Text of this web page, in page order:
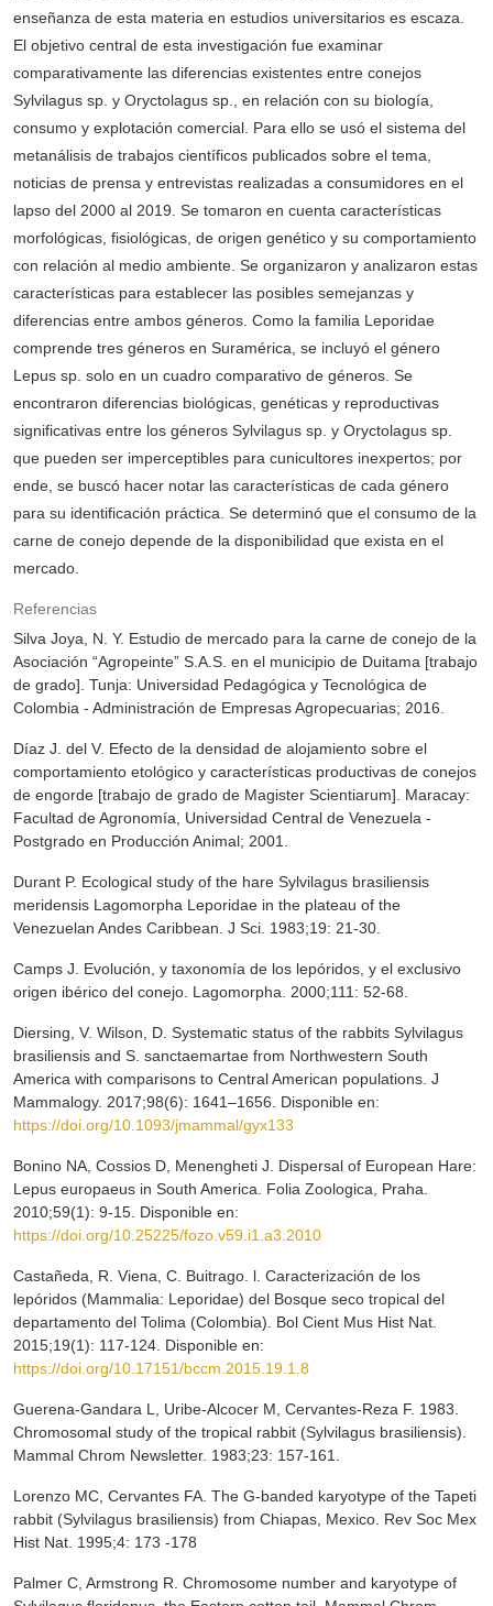
enseñanza de esta materia en estudios universitarios es escaza.
El objetivo central de esta investigación fue examinar
comparativamente las diferencias existentes entre conejos
Sylvilagus sp. y Oryctolagus sp., en relación con su biología,
consumo y explotación comercial. Para ello se usó el sistema del
metanálisis de trabajos científicos publicados sobre el tema,
noticias de prensa y entrevistas realizadas a consumidores en el
lapso del 2000 al 2019. Se tomaron en cuenta características
morfológicas, fisiológicas, de origen genético y su comportamiento
con relación al medio ambiente. Se organizaron y analizaron estas
características para establecer las posibles semejanzas y
diferencias entre ambos géneros. Como la familia Leporidae
comprende tres géneros en Suramérica, se incluyó el género
Lepus sp. solo en un cuadro comparativo de géneros. Se
encontraron diferencias biológicas, genéticas y reproductivas
significativas entre los géneros Sylvilagus sp. y Oryctolagus sp.
que pueden ser imperceptibles para cunicultores inexpertos; por
ende, se buscó hacer notar las características de cada género
para su identificación práctica. Se determinó que el consumo de la
carne de conejo depende de la disponibilidad que exista en el
mercado.
Referencias
Silva Joya, N. Y. Estudio de mercado para la carne de conejo de la
Asociación “Agropeinte” S.A.S. en el municipio de Duitama [trabajo
de grado]. Tunja: Universidad Pedagógica y Tecnológica de
Colombia - Administración de Empresas Agropecuarias; 2016.
Díaz J. del V. Efecto de la densidad de alojamiento sobre el
comportamiento etológico y características productivas de conejos
de engorde [trabajo de grado de Magister Scientiarum]. Maracay:
Facultad de Agronomía, Universidad Central de Venezuela -
Postgrado en Producción Animal; 2001.
Durant P. Ecological study of the hare Sylvilagus brasiliensis
meridensis Lagomorpha Leporidae in the plateau of the
Venezuelan Andes Caribbean. J Sci. 1983;19: 21-30.
Camps J. Evolución, y taxonomía de los lepóridos, y el exclusivo
origen ibérico del conejo. Lagomorpha. 2000;111: 52-68.
Diersing, V. Wilson, D. Systematic status of the rabbits Sylvilagus
brasiliensis and S. sanctaemartae from Northwestern South
America with comparisons to Central American populations. J
Mammalogy. 2017;98(6): 1641–1656. Disponible en:
https://doi.org/10.1093/jmammal/gyx133
Bonino NA, Cossios D, Menengheti J. Dispersal of European Hare:
Lepus europaeus in South America. Folia Zoologica, Praha.
2010;59(1): 9-15. Disponible en:
https://doi.org/10.25225/fozo.v59.i1.a3.2010
Castañeda, R. Viena, C. Buitrago. l. Caracterización de los
lepóridos (Mammalia: Leporidae) del Bosque seco tropical del
departamento del Tolima (Colombia). Bol Cient Mus Hist Nat.
2015;19(1): 117-124. Disponible en:
https://doi.org/10.17151/bccm.2015.19.1.8
Guerena-Gandara L, Uribe-Alcocer M, Cervantes-Reza F. 1983.
Chromosomal study of the tropical rabbit (Sylvilagus brasiliensis).
Mammal Chrom Newsletter. 1983;23: 157-161.
Lorenzo MC, Cervantes FA. The G-banded karyotype of the Tapeti
rabbit (Sylvilagus brasiliensis) from Chiapas, Mexico. Rev Soc Mex
Hist Nat. 1995;4: 173 -178
Palmer C, Armstrong R. Chromosome number and karyotype of